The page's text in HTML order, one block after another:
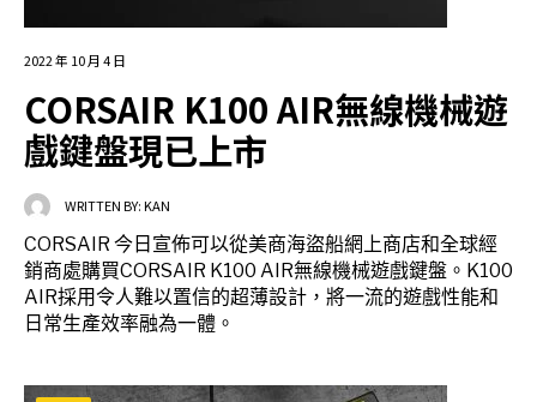
2022 年 10 月 4 日
CORSAIR K100 AIR無線機械遊
戲鍵盤現已上市
WRITTEN BY:KAN
CORSAIR 今日宣佈可以從美商海盜船網上商店和全球經
銷商處購買CORSAIR K100 AIR無線機械遊戲鍵盤。K100
AIR採用令人難以置信的超薄設計，將一流的遊戲性能和
日常生產效率融為一體。